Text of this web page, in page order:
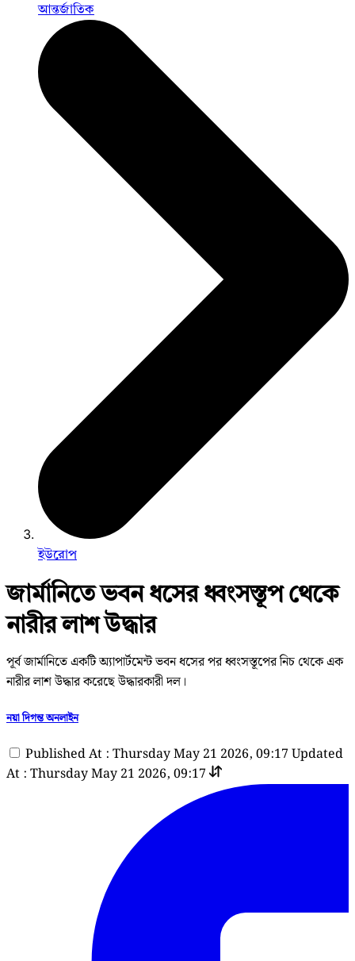
আন্তর্জাতিক
ইউরোপ
জার্মানিতে ভবন ধসের ধ্বংসস্তূপ থেকে
নারীর লাশ উদ্ধার
পূর্ব জার্মানিতে একটি অ্যাপার্টমেন্ট ভবন ধসের পর ধ্বংসস্তূপের নিচ থেকে এক
নারীর লাশ উদ্ধার করেছে উদ্ধারকারী দল।
নয়া দিগন্ত অনলাইন
Published At : Thursday May 21 2026, 09:17 Updated
At : Thursday May 21 2026, 09:17